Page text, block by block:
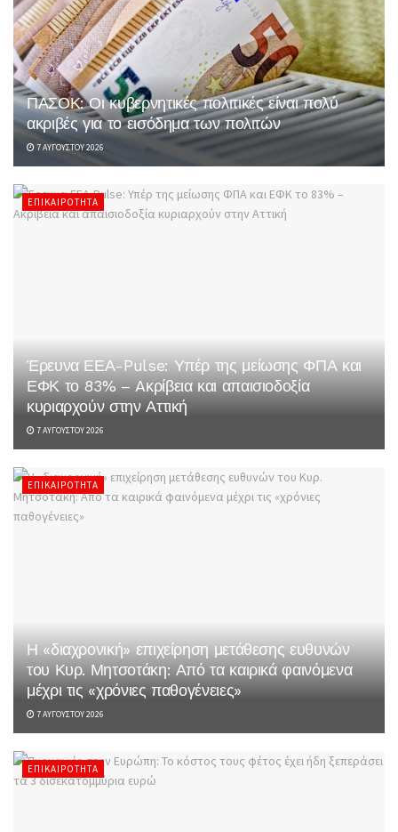
ΠΑΣΟΚ: Οι κυβερνητικές πολιτικές είναι πολύ
ακριβές για το εισόδημα των πολιτών
7 ΑΥΓΟΎΣΤΟΥ 2026
ΕΠΙΚΑΙΡΌΤΗΤΑ
Έρευνα ΕΕΑ-Pulse: Υπέρ της μείωσης ΦΠΑ και
ΕΦΚ το 83% – Aκρίβεια και απαισιοδοξία
κυριαρχούν στην Αττική
7 ΑΥΓΟΎΣΤΟΥ 2026
ΕΠΙΚΑΙΡΌΤΗΤΑ
Η «διαχρονική» επιχείρηση μετάθεσης ευθυνών
του Κυρ. Μητσοτάκη: Από τα καιρικά φαινόμενα
μέχρι τις «χρόνιες παθογένειες»
7 ΑΥΓΟΎΣΤΟΥ 2026
ΕΠΙΚΑΙΡΌΤΗΤΑ